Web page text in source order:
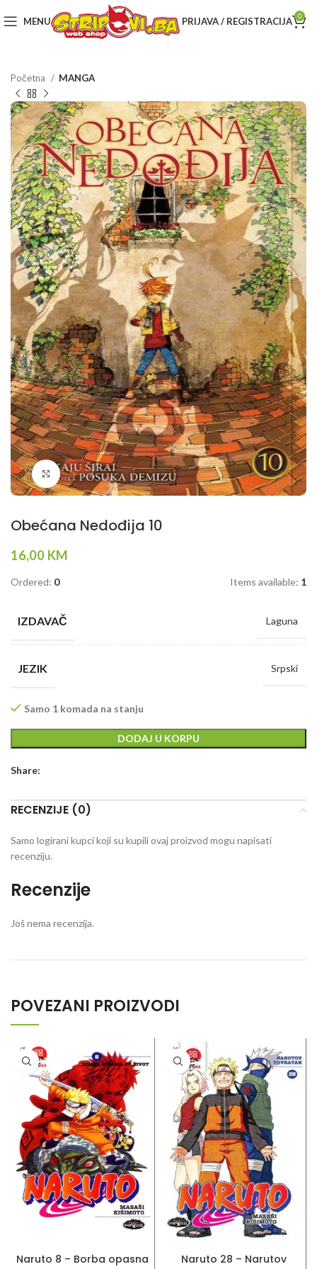
MENU PRIJAVA / REGISTRACIJA 0
Početna MANGA
Klikni da povečaš
Obećana Nedođija 10
16,00 KM
Ordered: 0 Items available: 1
IZDAVAČ Laguna
JEZIK Srpski
Samo 1 komada na stanju
DODAJ U KORPU
Share:
RECENZIJE (0)
Recenzije
Još nema recenzija.
Samo logirani kupci koji su kupili ovaj proizvod mogu napisati
recenziju.
POVEZANI PROIZVODI
Naruto 8 – Borba opasna
Naruto 28 – Narutov